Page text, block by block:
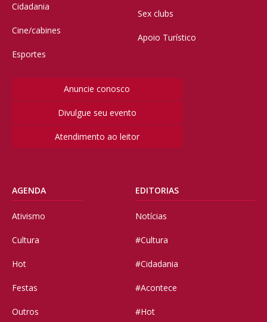
Cidadania
Cine/cabines
Esportes
Sex clubs
Apoio Turístico
Anuncie conosco
Divulgue seu evento
Atendimento ao leitor
AGENDA
Ativismo
Cultura
Hot
Festas
Outros
EDITORIAS
Notícias
#Cultura
#Cidadania
#Acontece
#Hot